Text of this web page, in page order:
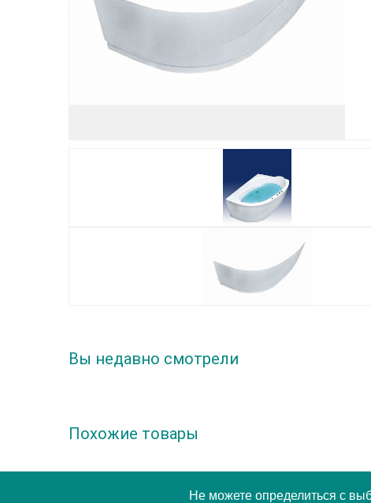
Вы недавно смотрели
Похожие товары
Не можете определиться с